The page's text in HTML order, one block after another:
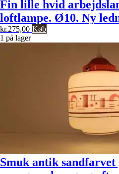
Fin lille hvid
loftlampe. Ø10. Ny
kr.275,00 Køb
1 på lager
Smuk antik sandfarvet